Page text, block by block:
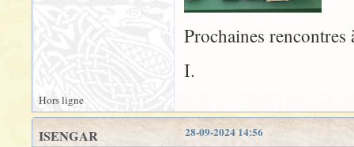
Prochaines
I.
Hors ligne
28-09-2024 14:56
ISENGAR